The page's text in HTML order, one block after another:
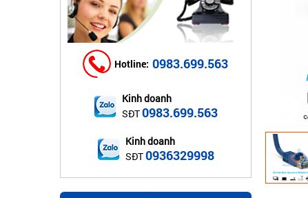
Hotline: 0983.699.563
Kinh doanh
SĐT0983.699.563
Kinh doanh
SĐT0936329998